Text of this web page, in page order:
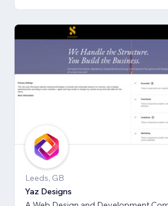
Leeds, GB
Yaz Designs